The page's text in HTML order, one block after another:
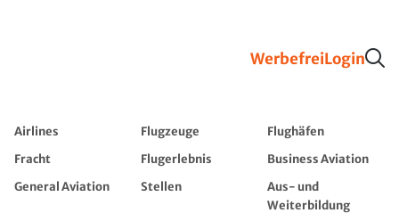
WerbefreiLogin
Airlines Flugzeuge
Flughäfen
Fracht
Flugerlebnis
Business Aviation
General Aviation
Stellen
Aus- und
Weiterbildung